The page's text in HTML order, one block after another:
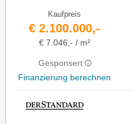
Kaufpreis
€ 2.100.000,-
€ 7.046,- / m²
Gesponsert
Finanzierung berechnen